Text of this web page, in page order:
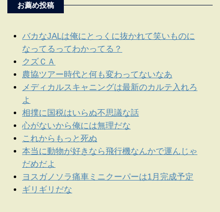
お薦め投稿
バカなJALは俺にとっくに抜かれて笑いものに
なってるってわかってる？
クズＣＡ
農協ツアー時代と何も変わってないなあ
メディカルスキャニングは最新のカルテ入れろ
よ
相撲に国税はいらぬ不思議な話
心がないから俺には無理だな
これからもっと死ぬ
本当に動物が好きなら飛行機なんかで運んじゃ
だめだよ
ヨスガノソラ痛車ミニクーパーは1月完成予定
ギリギリだな